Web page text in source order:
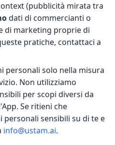
(pubblicità mirata tra
dati di commercianti o
di marketing proprie di
pratiche, contattaci a
personali solo nella misura
Non utilizziamo
per scopi diversi da
Se ritieni che
sensibili su di te e
info@ustam.ai.